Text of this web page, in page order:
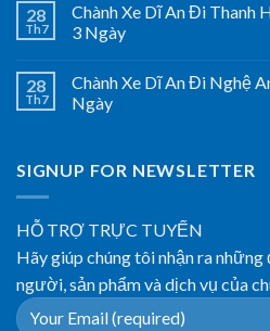
28
Th7
Chành Xe Dĩ An Đi Thanh
3 Ngày
28
Th7
Chành Xe Dĩ An Đi Nghệ
Ngày
SIGNUP FOR NEWSLETTER
HỖ TRỢ TRỰC TUYẾN
Hãy giúp chúng tôi nhận ra
người, sản phẩm và dịch vụ của